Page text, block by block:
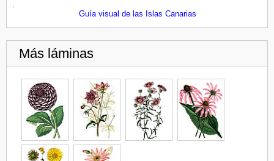
Guía visual de las Islas Canarias
Más láminas